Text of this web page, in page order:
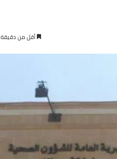
أقل من دقيقة